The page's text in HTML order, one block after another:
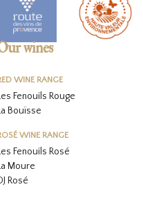
wines
WINE RANGE
Fenouils Rouge
Bouïsse
WINE RANGE
Fenouils Rosé
Moure
Rosé